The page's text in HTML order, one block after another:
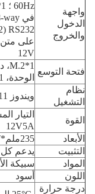
واجهة
الدخول
والخروج
12V
فتحة التوسع
الوحدة، 1 * فتحة SIM
نظام
التشغيل
ويندوز 10/11، لينكس
القوة
12V5A
الأبعاد
235ملم*137ملم*52ملم؛ الوزن: 1.25 كجم
التثبيت
يدعم كل
المواد
سبيكة
اللون
أسود
درجة حرارة